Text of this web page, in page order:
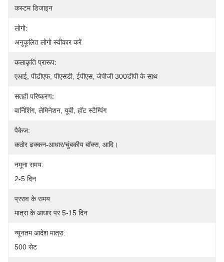
कस्टम डिजाइन
लोगो:
अनुकूलित लोगो स्वीकार करें
कलाकृति प्रारूप:
एआई, पीडीएफ, पीएसडी, ईपीएस, जेपीजी 300डीपी के साथ
सतही परिष्करण:
वार्निशिंग, लेमिनेशन, यूवी, हॉट स्टैम्पिंग
पैकेज:
कठोर ढक्कन-आधार/चुंबकीय बॉक्स, आदि।
नमूना समय:
2-5 दिन
प्रसव के समय:
मात्रा के आधार पर 5-15 दिन
न्यूनतम आदेश मात्रा:
500 सेट